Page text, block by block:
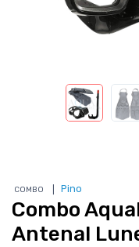
COMBO Pino
Combo
Antenal